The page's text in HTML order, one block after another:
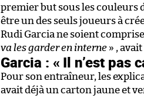
premier but sous les couleurs
être un des seuls joueurs à
Rudi Garcia ne soient
va les garder en interne » ,
Garcia : « Il n’est pas
Pour son entraîneur, les
avait déjà un carton jaune et